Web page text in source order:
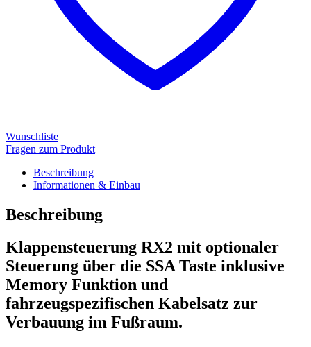
Wunschliste
Fragen zum Produkt
Beschreibung
Informationen & Einbau
Beschreibung
Klappensteuerung RX2 mit optionaler
Steuerung über die SSA Taste inklusive
Memory Funktion und
fahrzeugspezifischen Kabelsatz zur
Verbauung im Fußraum.